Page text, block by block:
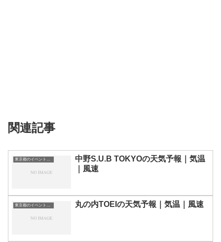
関連記事
東京都のイベント会場一覧
中野S.U.B TOKYOの天気予報｜気温
｜風速
東京都のイベント会場一覧 丸の内TOEIの天気予報｜気温｜風速